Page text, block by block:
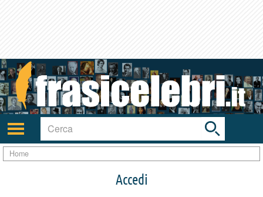
Attiva/disattiva
navigazione
Toggle
search
bar
Home
Accedi